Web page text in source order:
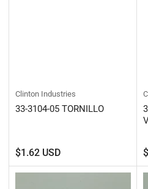
Clinton Industries
33-3104-05 TORNILLO
Precio
regular
$1.62 USD